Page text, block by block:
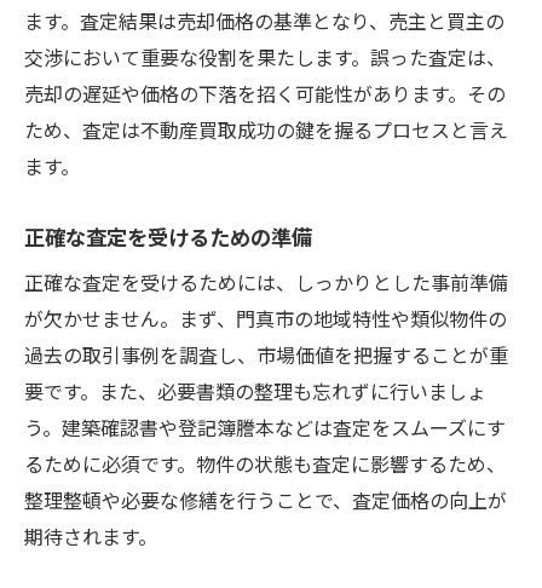
市場調査の方法と重要性
門真市の不動産動向に影響する要因
市場情報を活用した売却戦略
マンション買取を成功に導く査定ポイントの極
査定で重視される基準を知る
周辺環境の影響を考慮する
査定に影響する内部要因
査定額を引き上げるための工夫
正しい査定を受けるための重要なポイント
門真市でマンションの価値を最大化するための
ステップ
住宅の魅力を引き出すリノベーション
ます。査定結果は売却価格の基準となり、売主と買主の
交渉において重要な役割を果たします。誤った査定は、
売却の遅延や価格の下落を招く可能性があります。その
ため、査定は不動産買取成功の鍵を握るプロセスと言え
ます。
正確な査定を受けるための準備
正確な査定を受けるためには、しっかりとした事前準備
が欠かせません。まず、門真市の地域特性や類似物件の
過去の取引事例を調査し、市場価値を把握することが重
要です。また、必要書類の整理も忘れずに行いましょ
う。建築確認書や登記簿謄本などは査定をスムーズにす
るために必須です。物件の状態も査定に影響するため、
整理整頓や必要な修繕を行うことで、査定価格の向上が
期待されます。